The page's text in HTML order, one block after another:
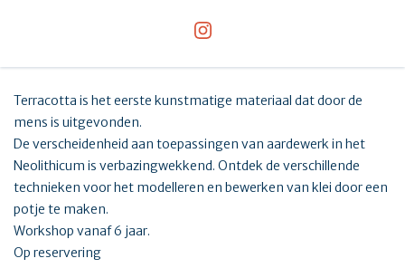
Terracotta is het eerste kunstmatige materiaal dat door de
mens is uitgevonden.
De verscheidenheid aan toepassingen van aardewerk in het
Neolithicum is verbazingwekkend. Ontdek de verschillende
technieken voor het modelleren en bewerken van klei door een
potje te maken.
Workshop vanaf 6 jaar.
Op reservering